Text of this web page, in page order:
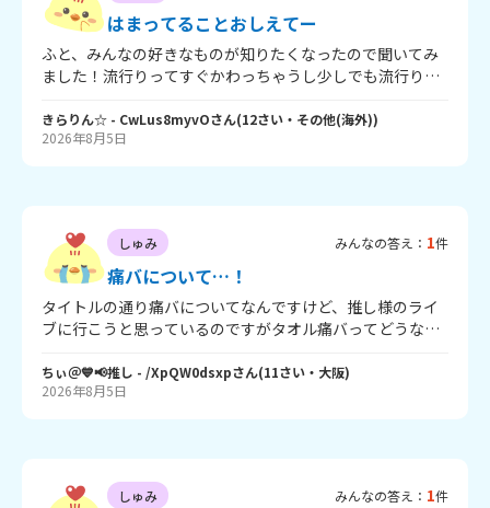
はまってることおしえてー
ふと、みんなの好きなものが知りたくなったので聞いてみ
ました！流行りってすぐかわっちゃうし少しでも流行りに
嬉しいです！私は… シール帳 スクイーズ メイク 雑誌など
です！ぜひ教えてください！
きらりん☆ - CwLus8myvOさん(12さい・ その他(海外))
2026年8月5日
しゅみ みんなの答え： 1件
痛バについて…！
タイトルの通り痛バについてなんですけど、推し様のライ
ブに行こうと思っているのですがタオル痛バってどうなん
弱オタって思われないかが心配で…。あとはブロマイドも
考えたんですけど推し様が出て、それを集めるまでがお金
ちぃ＠💙📢推し - /XpQW0dsxpさん(11さい・ 大阪)
2026年8月5日
しゅみ みんなの答え： 1件